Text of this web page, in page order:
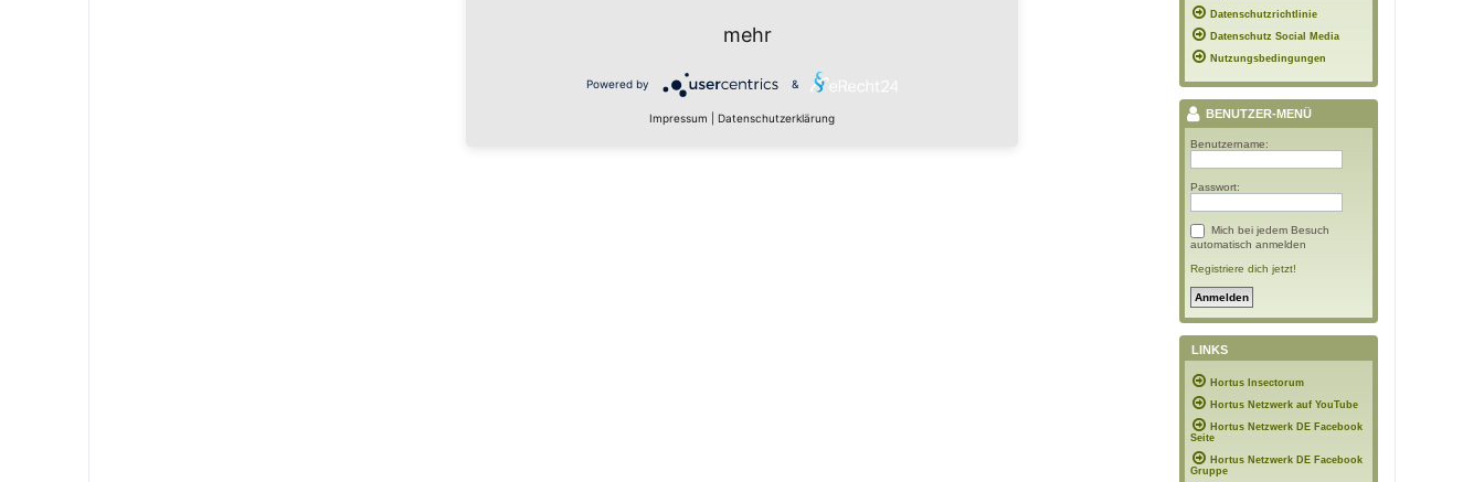
Datenschutzrichtlinie
Datenschutz Social Media
Nutzungsbedingungen
BENUTZER-MENÜ
Benutzername:
Passwort:
Mich bei jedem Besuch
automatisch anmelden
Registriere dich jetzt!
LINKS
Hortus Insectorum
Hortus Netzwerk auf YouTube
Hortus Netzwerk DE Facebook
Seite
Hortus Netzwerk DE Facebook
Gruppe
mehr
Powered by &
Impressum Datenschutzerklärung